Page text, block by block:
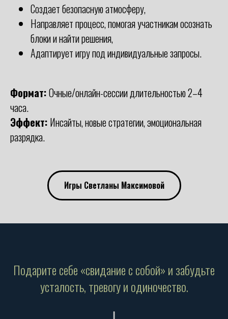
Создает безопасную атмосферу,
Направляет процесс, помогая участникам осознать
блоки и найти решения,
Адаптирует игру под индивидуальные запросы.
Формат:Очные/онлайн-сессии длительностью 2–4
часа.
Эффект: Инсайты, новые стратегии, эмоциональная
разрядка.
Игры Светланы Максимовой
Подарите себе «свидание с собой» и забудьте
усталость, тревогу и одиночество.